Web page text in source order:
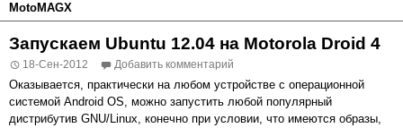
MotoMAGX
Запускаем Ubuntu 12.04 на Motorola Droid 4
18-Сен-2012 Добавить комментарий
Оказывается, практически на любом устройстве с операционной
системой Android OS, можно запустить любой популярный
дистрибутив GNU/Linux, конечно при условии, что имеются образы,